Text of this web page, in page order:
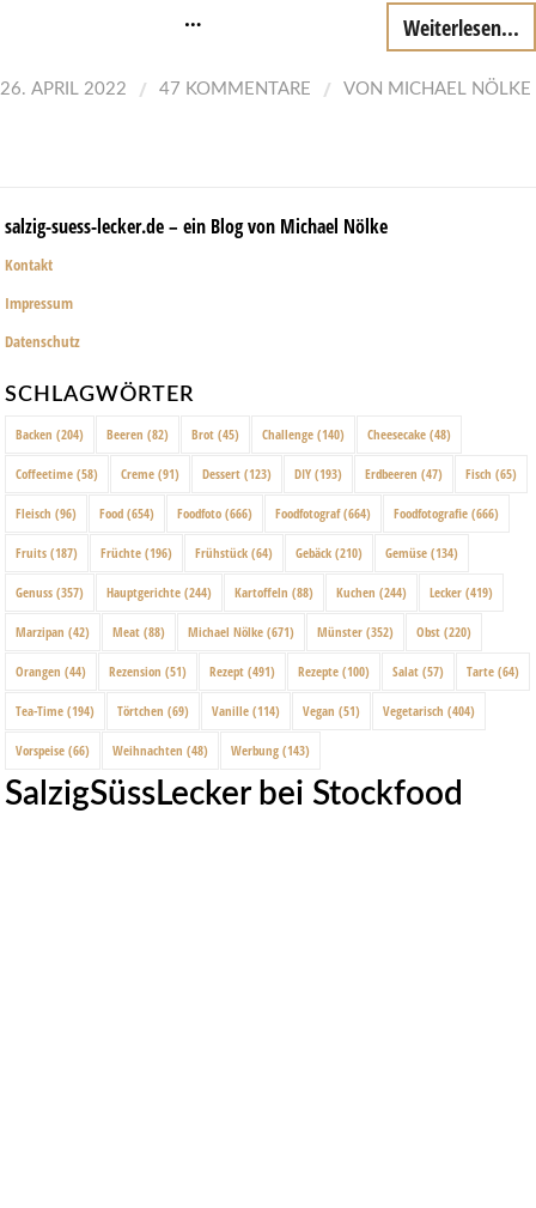
… Weiterlesen...
26. APRIL 2022 / 47 KOMMENTARE / VON MICHAEL NÖLKE
salzig-suess-lecker.de – ein Blog von Michael Nölke
Kontakt
Impressum
Datenschutz
SCHLAGWÖRTER
Backen (204) Beeren (82) Brot (45) Challenge (140) Cheesecake (48)
Coffeetime (58) Creme (91) Dessert (123) DIY (193) Erdbeeren (47) Fisch (65)
Fleisch (96) Food (654) Foodfoto (666) Foodfotograf(664) Foodfotografie (666)
Fruits (187) Früchte (196) Frühstück (64) Gebäck (210) Gemüse (134)
Genuss (357) Hauptgerichte (244) Kartoffeln (88) Kuchen (244) Lecker (419)
Marzipan (42) Meat (88) Michael Nölke (671) Münster (352) Obst (220)
Orangen (44) Rezension (51) Rezept (491) Rezepte (100) Salat (57) Tarte (64)
Tea-Time (194) Törtchen (69) Vanille (114) Vegan (51) Vegetarisch (404)
Vorspeise (66) Weihnachten (48) Werbung (143)
SalzigSüssLecker bei Stockfood